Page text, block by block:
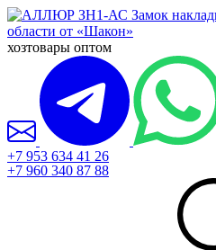
хозтовары оптом
+7 953 634 41 26
+7 960 340 87 88